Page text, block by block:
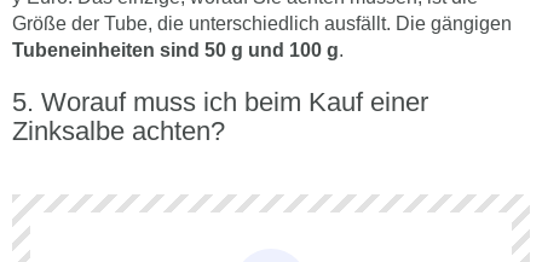
Größe der Tube, die unterschiedlich ausfällt. Die gängigen
Tubeneinheiten sind 50 g und 100 g.
Worauf muss ich beim Kauf einer
Zinksalbe achten?